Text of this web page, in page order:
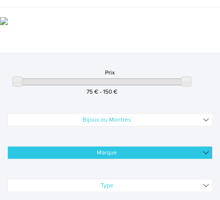
BRONZALLURE
CERRUTI 1881
Prix
75 € - 150 €
Bijoux ou Montres
Marque
Type